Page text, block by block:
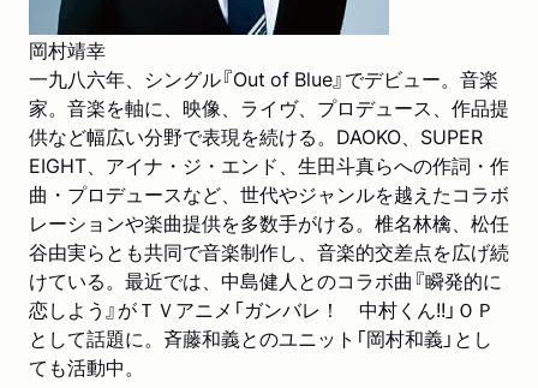
岡村靖幸
一九八六年、シングル『Out of Blue』でデビュー。音楽
家。音楽を軸に、映像、ライヴ、プロデュース、作品提
供など幅広い分野で表現を続ける。DAOKO、SUPER
EIGHT、アイナ・ジ・エンド、生田斗真らへの作詞・作
曲・プロデュースなど、世代やジャンルを越えたコラボ
レーションや楽曲提供を多数手がける。椎名林檎、松任
谷由実らとも共同で音楽制作し、音楽的交差点を広げ続
けている。最近では、中島健人とのコラボ曲『瞬発的に
恋しよう』がＴＶアニメ「ガンバレ！ 中村くん!!」ＯＰ
として話題に。斉藤和義とのユニット「岡村和義」とし
ても活動中。